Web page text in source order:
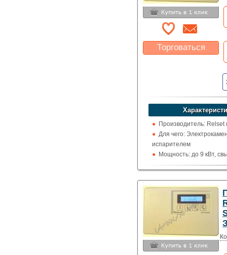
Торговаться
Производитель: Relset
Для чего:
испарителем
Мощность: до 9 кВт,
Отображение